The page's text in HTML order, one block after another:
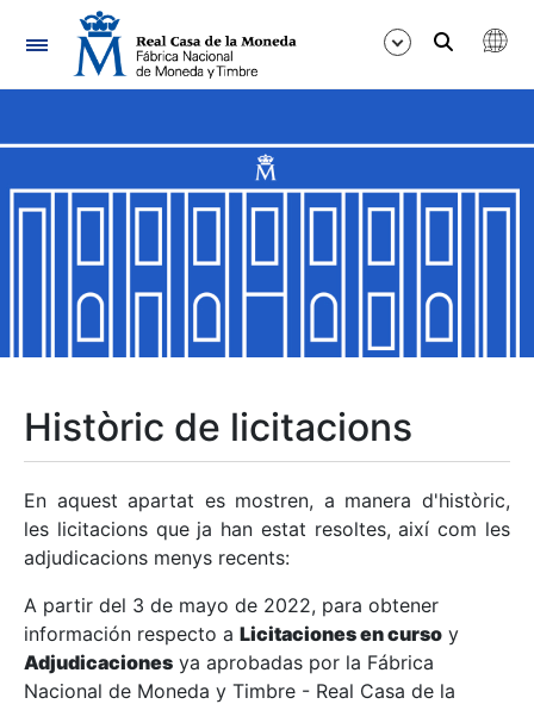
Navegació
Mostra/Amaga
Mostra/Amaga
Mostra/Amaga
Mostra/Amaga
Mostra/Amaga
Històric de licitacions
En aquest apartat es mostren, a manera d'històric,
les licitacions que ja han estat resoltes, així com les
adjudicacions menys recents:
A partir del 3 de mayo de 2022, para obtener
información respecto a Licitaciones en curso y
Adjudicaciones ya aprobadas por la Fábrica
Nacional de Moneda y Timbre - Real Casa de la